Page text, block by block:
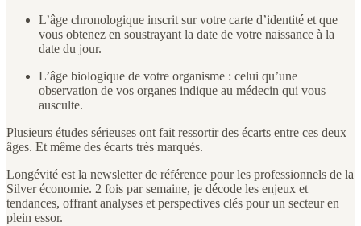
L’âge chronologique inscrit sur votre carte d’identité et que
vous obtenez en soustrayant la date de votre naissance à la
date du jour.
L’âge biologique de votre organisme : celui qu’une
observation de vos organes indique au médecin qui vous
ausculte.
Plusieurs études sérieuses ont fait ressortir des écarts entre ces deux
âges. Et même des écarts très marqués.
Longévité est la newsletter de référence pour les professionnels de la
Silver économie. 2 fois par semaine, je décode les enjeux et
tendances, offrant analyses et perspectives clés pour un secteur en
plein essor.